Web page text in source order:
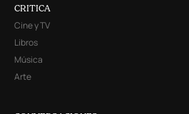
CRITICA
Cine y TV
Libros
Música
Arte